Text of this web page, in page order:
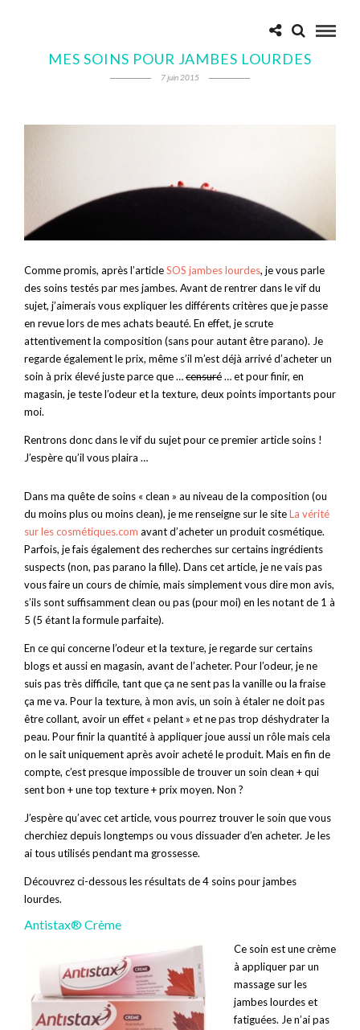
MES SOINS POUR JAMBES LOURDES
7 juin 2015
Comme promis, après l’articleSOS jambes lourdes, je vous parle
des soins testés par mes jambes. Avant de rentrer dans le vif du
sujet, j’aimerais vous expliquer les différents critères que je passe
en revue lors de mes achats beauté. En effet, je scrute
attentivement la composition (sans pour autant être parano). Je
regarde également le prix, même s’il m’est déjà arrivé d’acheter un
soin à prix élevé juste parce que …censuré… et pour finir, en
magasin, je teste l’odeur et la texture, deux points importants pour
moi.
Rentrons donc dans le vif du sujet pour ce premier article soins !
J’espère qu’il vous plaira …
Dans ma quête de soins « clean » au niveau de la composition (ou
du moins plus ou moins clean), je me renseigne sur le siteLa vérité
sur les cosmétiques.com avant d’acheter un produit cosmétique.
Parfois, je fais également des recherches sur certains ingrédients
suspects (non, pas parano la fille). Dans cet article, je ne vais pas
vous faire un cours de chimie, mais simplement vous dire mon avis,
s’ils sont suffisamment clean ou pas (pour moi) en les notant de 1 à
5 (5 étant la formule parfaite).
En ce qui concerne l’odeur et la texture, je regarde sur certains
blogs et aussi en magasin, avant de l’acheter. Pour l’odeur, je ne
suis pas très difficile, tant que ça ne sent pas la vanille ou la fraise
ça me va. Pour la texture, à mon avis, un soin à étaler ne doit pas
être collant, avoir un effet « pelant » et ne pas trop déshydrater la
peau. Pour finir la quantité à appliquer joue aussi un rôle mais cela
on le sait uniquement après avoir acheté le produit. Mais en fin de
compte, c’est presque impossible de trouver un soin clean + qui
sent bon + une top texture + prix moyen. Non ?
J’espère qu’avec cet article, vous pourrez trouver le soin que vous
cherchiez depuis longtemps ou vous dissuader d’en acheter. Je les
ai tous utilisés pendant ma grossesse.
Découvrez ci-dessous les résultats de 4 soins pour jambes
lourdes.
Antistax® Crème
Ce soin est une crème
à appliquer par un
massage sur les
jambes lourdes et
fatiguées. Je n’ai pas